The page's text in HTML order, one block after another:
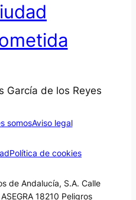
García de los Reyes
somosAviso legal
Política de cookies
de Andalucía, S.A. Calle
18210 Peligros